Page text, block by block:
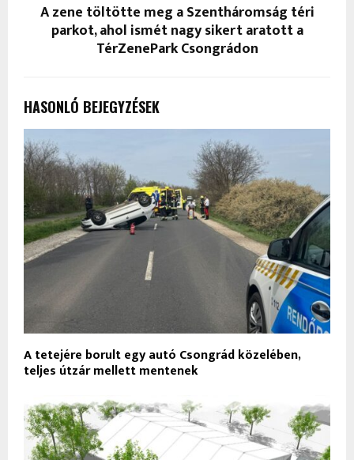
A zene töltötte meg a Szentháromság téri
parkot, ahol ismét nagy sikert aratott a
TérZenePark Csongrádon
HASONLÓ BEJEGYZÉSEK
A tetejére borult egy autó Csongrád közelében,
teljes útzár mellett mentenek